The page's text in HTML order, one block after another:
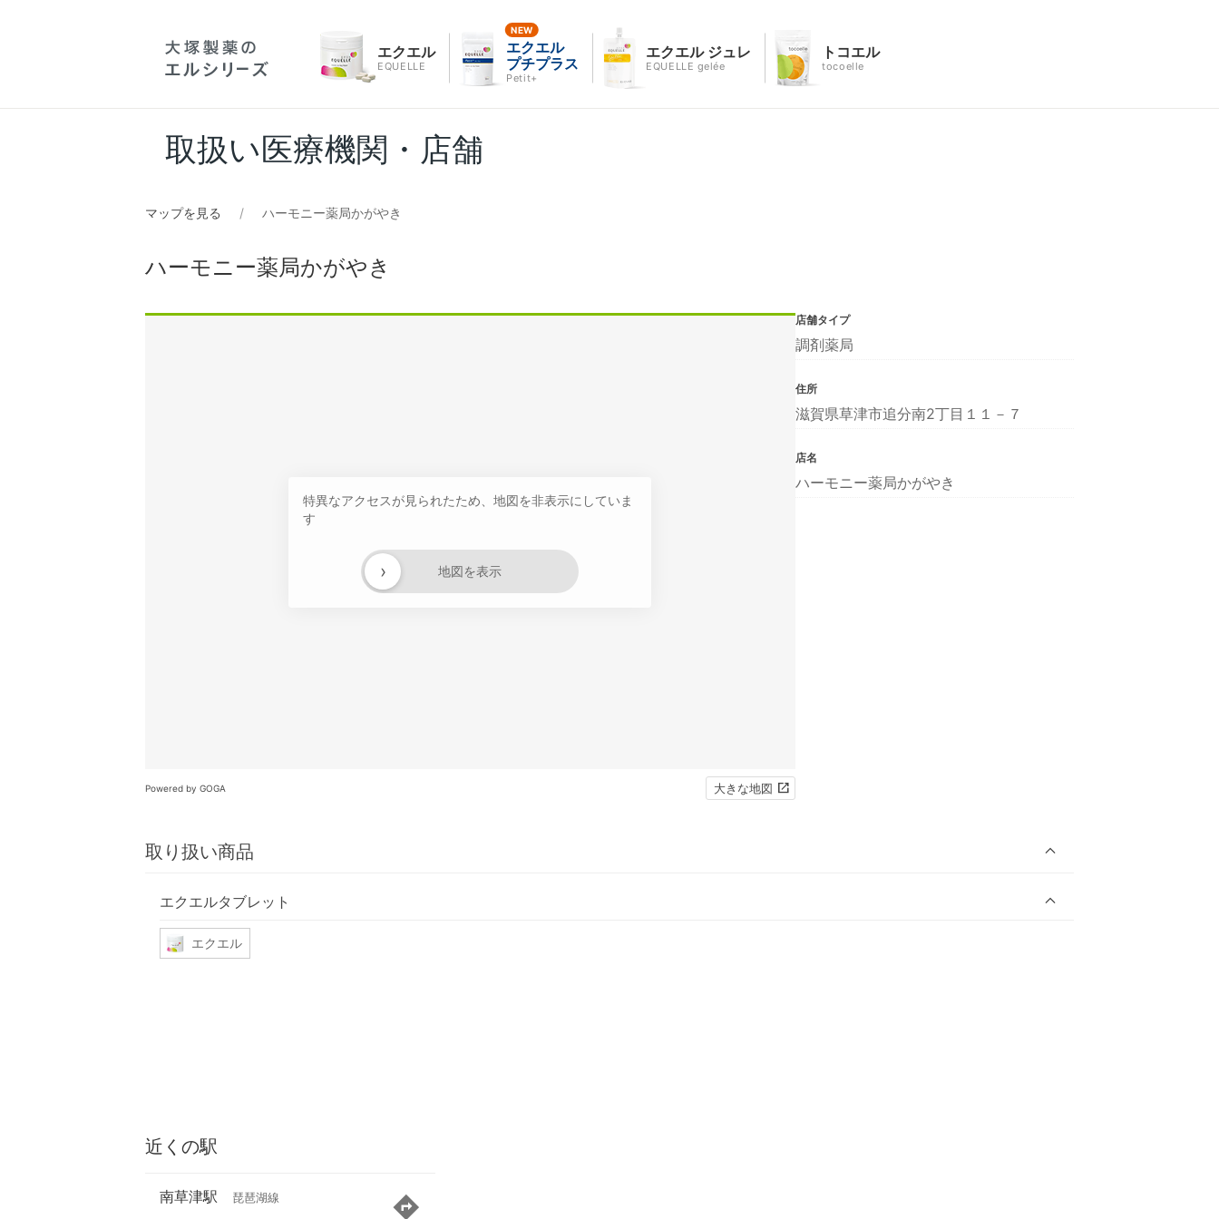
エクエル
EQUELLE
エクエル
プチプラス
Petit+
エクエル ジュレ
EQUELLE gelée
トコエル
tocoelle
取扱い医療機関・店舗
マップを見る ハーモニー薬局かがやき
ハーモニー薬局かがやき
特異なアクセスが見られたため、地図を非表示にしていま
す
地図を表示
›
Powered by GOGA 大きな地図
取り扱い商品
エクエルタブレット
エクエル
店舗タイプ
調剤薬局
住所
滋賀県草津市追分南2丁目１１－７
店名
ハーモニー薬局かがやき
近くの駅
南草津駅 琵琶湖線